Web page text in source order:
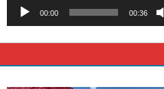
00:00 00:36